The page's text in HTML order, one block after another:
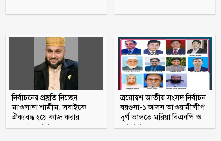
সেলিব্রিটি ব্র্যান্ডের তালিকায় শীর্ষে শাহরুখ
নির্বাচনের প্রস্তুতি নিচ্ছেন
মাওলানা শামীম, সবাইকে
ঐক্যবদ্ধ হয়ে কাজ করার
অহব্বান জানান
ত্রয়োদ্বশ জাতীয় সংসদ নির্বাচন
বরগুনা-১ আসন আওয়ামীলীগ
দুর্গ ভাঙ্গতে মরিয়া বিএনপি ও
জামায়াত